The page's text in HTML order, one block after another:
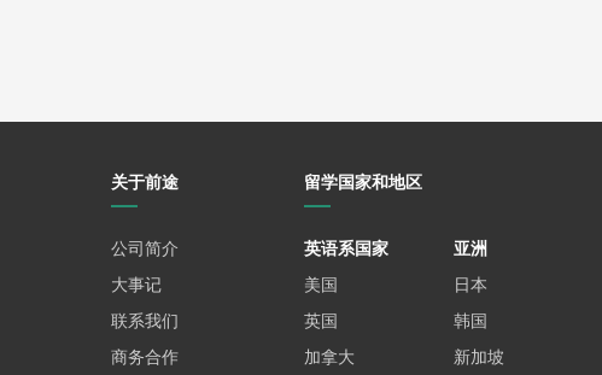
关于前途
公司简介
大事记
联系我们
商务合作
留学国家和地区
英语系国家
美国
英国
加拿大
亚洲
日本
韩国
新加坡